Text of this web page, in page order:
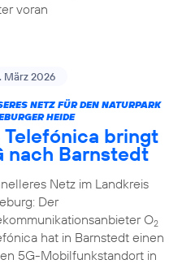
voran
März 2026
NETZ FÜR DEN NATURPARK
HEIDE
Telefónica bringt
nach Barnstedt
Netz im Landkreis
Der
O2
hat in Barnstedt einen
5G-Mobilfunkstandort in